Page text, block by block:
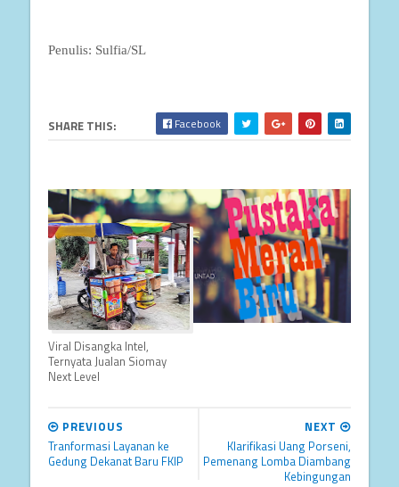
Penulis: Sulfia/SL
SHARE THIS: Facebook
Viral Disangka Intel,
Ternyata Jualan Siomay
Next Level
NEXT
Klarifikasi Uang Porseni,
Pemenang Lomba Diambang
Kebingungan
PREVIOUS
Tranformasi Layanan ke
Gedung Dekanat Baru FKIP